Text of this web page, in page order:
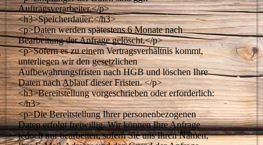
Auftragsverarbeiter.</p>
<h3>Speicherdauer:</h3>
<p>Daten werden spätestens 6 Monate nach
Bearbeitung der Anfrage gelöscht.</p>
<p>Sofern es zu einem Vertragsverhältnis kommt,
unterliegen wir den gesetzlichen
Aufbewahrungsfristen nach HGB und löschen Ihre
Daten nach Ablauf dieser Fristen. </p>
<h3>Bereitstellung vorgeschrieben oder erforderlich:
</h3>
<p>Die Bereitstellung Ihrer personenbezogenen
Daten erfolgt freiwillig. Wir können Ihre Anfrage
jedoch nur bearbeiten, sofern Sie uns Ihren Namen,